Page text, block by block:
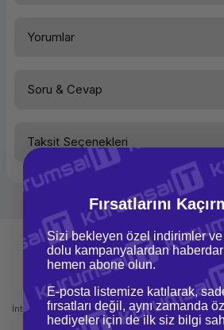
Yorumlar
Yorum Yaz
Soru & Cevap
Ürün hakkında henüz soru
Soru Sor
Taksit Seçenekleri
Mağazadan Teslimat
İnternetten sipariş et ve mağazadan
teslim al
Fırsatlarını
Sizi bekleyen özel indirimler
dolu kampanyalardan
hemen abone olun.
E-posta listemize katılarak,
fırsatları değil, aynı zamanda
hediyeler için de ilk siz bilgi